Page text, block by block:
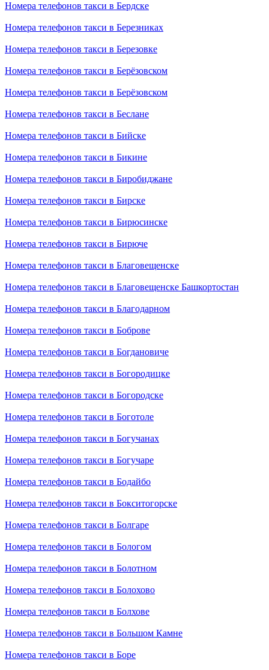
Номера телефонов такси в Бердске
Номера телефонов такси в Березниках
Номера телефонов такси в Березовке
Номера телефонов такси в Берёзовском
Номера телефонов такси в Берёзовском
Номера телефонов такси в Беслане
Номера телефонов такси в Бийске
Номера телефонов такси в Бикине
Номера телефонов такси в Биробиджане
Номера телефонов такси в Бирске
Номера телефонов такси в Бирюсинске
Номера телефонов такси в Бирюче
Номера телефонов такси в Благовещенске
Номера телефонов такси в Благовещенске Башкортостан
Номера телефонов такси в Благодарном
Номера телефонов такси в Боброве
Номера телефонов такси в Богдановиче
Номера телефонов такси в Богородицке
Номера телефонов такси в Богородске
Номера телефонов такси в Боготоле
Номера телефонов такси в Богучанах
Номера телефонов такси в Богучаре
Номера телефонов такси в Бодайбо
Номера телефонов такси в Бокситогорске
Номера телефонов такси в Болгаре
Номера телефонов такси в Бологом
Номера телефонов такси в Болотном
Номера телефонов такси в Болохово
Номера телефонов такси в Болхове
Номера телефонов такси в Большом Камне
Номера телефонов такси в Боре